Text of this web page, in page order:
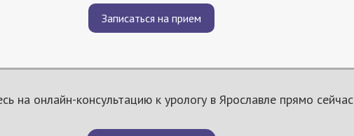
Записаться на прием
на онлайн-консультацию к урологу в Ярославле прямо сейчас